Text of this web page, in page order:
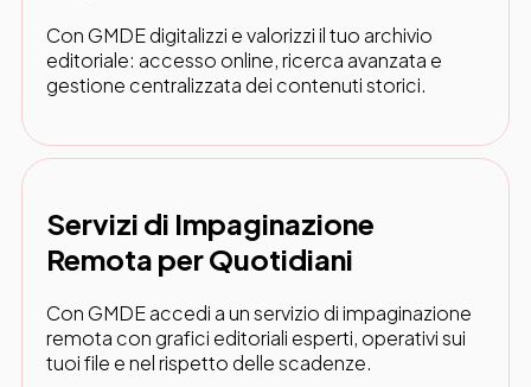
Con GMDE digitalizzi e valorizzi il tuo archivio
editoriale: accesso online, ricerca avanzata e
gestione centralizzata dei contenuti storici.
Servizi di Impaginazione
Remota per Quotidiani
Con GMDE accedi a un servizio di impaginazione
remota con grafici editoriali esperti, operativi sui
tuoi file e nel rispetto delle scadenze.